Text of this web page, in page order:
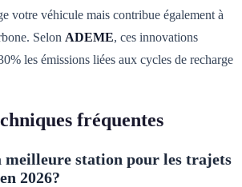
votre véhicule mais contribue également à
Selon ADEME, ces innovations
les émissions liées aux cycles de recharge
fréquentes
meilleure station pour les trajets
2026?